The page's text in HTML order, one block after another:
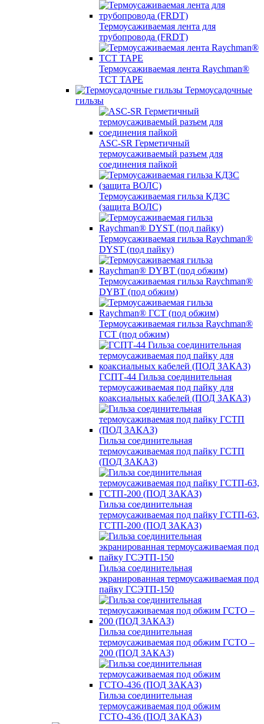
Термоусаживаемая лента для
трубопровода (FRDT)
Термоусаживаемая лента Raychman®
TCT TAPE
Термоусадочные
гильзы
ASC‐SR Герметичный
термоусаживаемый разъем для
соединения пайкой
Термоусаживаемая гильза КДЗС
(защита ВОЛС)
Термоусаживаемая гильза Raychman®
DYST (под пайку)
Термоусаживаемая гильза Raychman®
DYBT (под обжим)
Термоусаживаемая гильза Raychman®
ГСТ (под обжим)
ГСПТ-44 Гильза соединительная
термоусаживаемая под пайку для
коаксиальных кабелей (ПОД ЗАКАЗ)
Гильза соединительная
термоусаживаемая под пайку ГСТП
(ПОД ЗАКАЗ)
Гильза соединительная
термоусаживаемая под пайку ГСТП-63,
ГСТП-200 (ПОД ЗАКАЗ)
Гильза соединительная
экранированная термоусаживаемая под
пайку ГСЭТП-150
Гильза соединительная
термоусаживаемая под обжим ГСТО –
200 (ПОД ЗАКАЗ)
Гильза соединительная
термоусаживаемая под обжим
ГСТО-436 (ПОД ЗАКАЗ)